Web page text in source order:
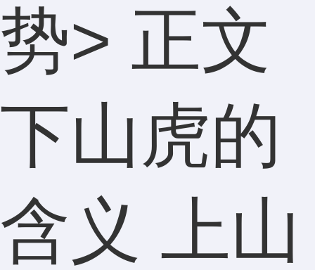
势> 正文
下山虎的
含义 上山